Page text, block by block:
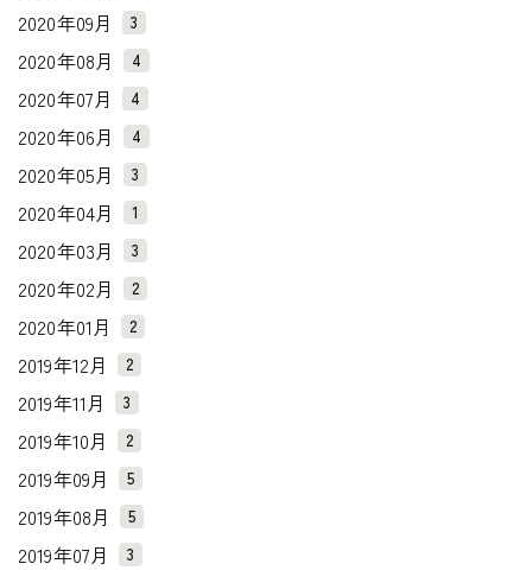
2020年09月 3
2020年08月 4
2020年07月 4
2020年06月 4
2020年05月 3
2020年04月 1
2020年03月 3
2020年02月 2
2020年01月 2
2019年12月 2
2019年11月 3
2019年10月 2
2019年09月 5
2019年08月 5
2019年07月 3